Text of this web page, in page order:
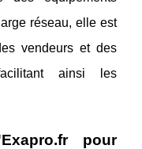
réseau, elle est
vendeurs et des
ainsi les
pour